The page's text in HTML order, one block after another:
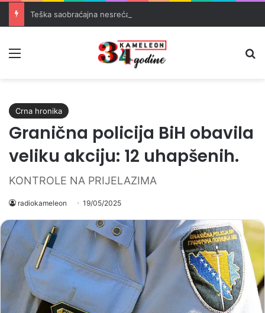
Crna hronika
Granična policija BiH obavila
veliku akciju: 12 uhapšenih.
KONTROLE NA PRIJELAZIMA
radiokameleon 19/05/2025